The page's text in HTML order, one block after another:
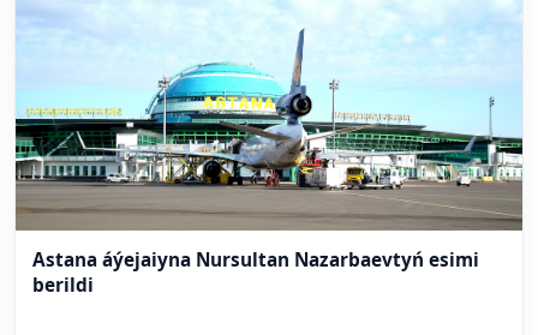
Astana áýejaiyna Nursultan Nazarbaevtyń esimi
berildi